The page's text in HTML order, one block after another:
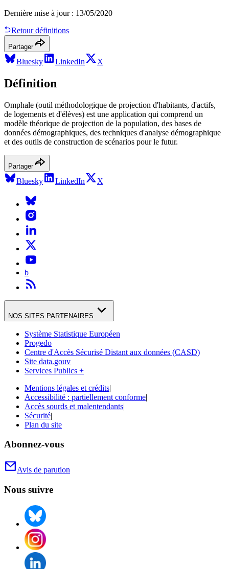
Dernière mise à jour: 13/05/2020
Retour définitions
Partager
Bluesky LinkedIn X
Définition
Omphale (outil méthodologique de projection d'habitants, d'actifs,
de logements et d'élèves) est une application qui comprend un
modèle théorique de projection de la population, des bases de
données démographiques, des techniques d'analyse démographique
et des outils de construction de scénarios pour le futur.
Partager
Bluesky LinkedIn X
b
NOS SITES PARTENAIRES
Système Statistique Européen
Progedo
Centre d'Accès Sécurisé Distant aux données (CASD)
Site data.gouv
Services Publics +
Mentions légales et crédits|
Accessibilité : partiellement conforme|
Accès sourds et malentendants|
Sécurité|
Plan du site
Abonnez-vous
Avis de parution
Nous suivre